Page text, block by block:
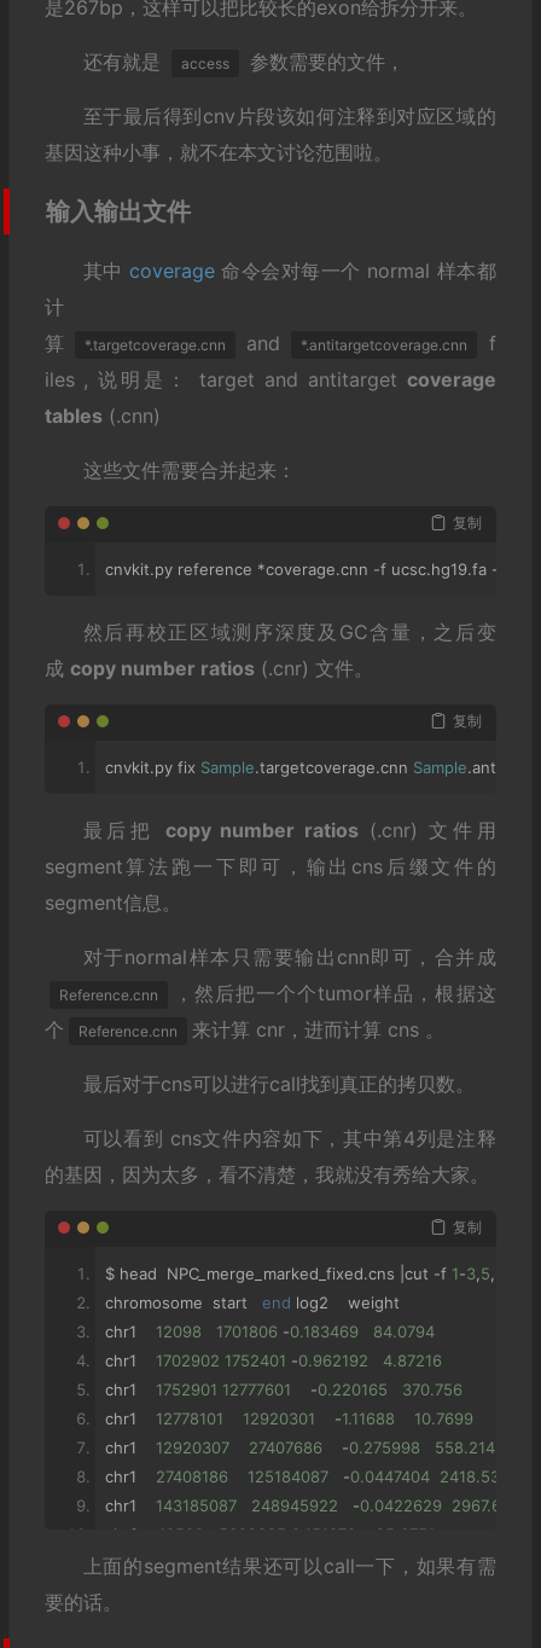
是267bp，这样可以把比较长的exon给拆分开来。
还有就是 access 参数需要的文件，
至于最后得到cnv片段该如何注释到对应区域的
基因这种小事，就不在本文讨论范围啦。
输入输出文件
其中 coverage命令会对每一个 normal 样本都
计
算
*.targetcoverage.cnn and *.antitargetcoverage.cnn
f
iles , 说明是： target and antitarget coverage
tables(.cnn)
这些文件需要合并起来：
复制
cnvkit.py reference *coverage.cnn -f ucsc.hg19.fa -
然后再校正区域测序深度及GC含量，之后变
成 copy number ratios(.cnr) 文件。
复制
cnvkit.py fix Sample.targetcoverage.cnn Sample.
最后把 copy number ratios(.cnr) 文件用
segment算法跑一下即可，输出cns后缀文件的
segment信息。
对于normal样本只需要输出cnn即可，合并成
Reference.cnn
，然后把一个个tumor样品，根据这
个
Reference.cnn 来计算 cnr，进而计算 cns 。
最后对于cns可以进行call找到真正的拷贝数。
可以看到 cns文件内容如下，其中第4列是注释
的基因，因为太多，看不清楚，我就没有秀给大家。
复制
$ head  NPC_merge_marked_fixed.cns cut -f 1-3,5,
chromosome  start end log2    weight
chr1 12098 1701806 -0.183469
84.0794
chr1 1702902 1752401 -0.962192
4.87216
chr1 1752901 12777601 -0.220165
370.756
chr1 12778101 12920301 -1.11688
10.7699
chr1 12920307 27407686 -0.275998
558.214
chr1 27408186 125184087 -0.0447404 2418.53
chr1 143185087 248945922 -0.0422629
2967.61
chr2
10500 5692985 0.151978
85.3751
chr2 5692985 90402011 -0.0329165 1874.56
上面的segment结果还可以call一下，如果有需
要的话。